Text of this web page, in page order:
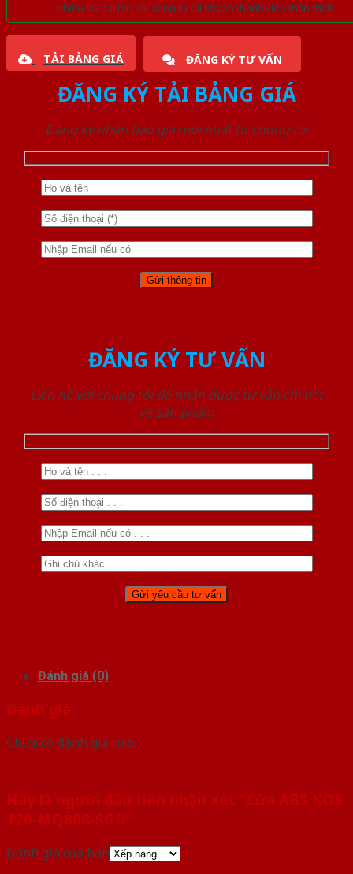
Nhiều ưu đãi lớn khi đăng ký tài khoản thành viên thân thiết
TẢI BẢNG GIÁ ĐĂNG KÝ TƯ VẤN
ĐĂNG KÝ TẢI BẢNG GIÁ
Đăng ký nhận báo giá mới nhất từ chúng tôi
ĐĂNG KÝ TƯ VẤN
Liên hệ với chúng tôi để nhận được tư vấn chi tiết
về sản phẩm
Đánh giá (0)
Đánh giá
Chưa có đánh giá nào.
Hãy là người đầu tiên nhận xét “Cửa ABS KOS
120-MQ808-SGD”
Đánh giá của bạn